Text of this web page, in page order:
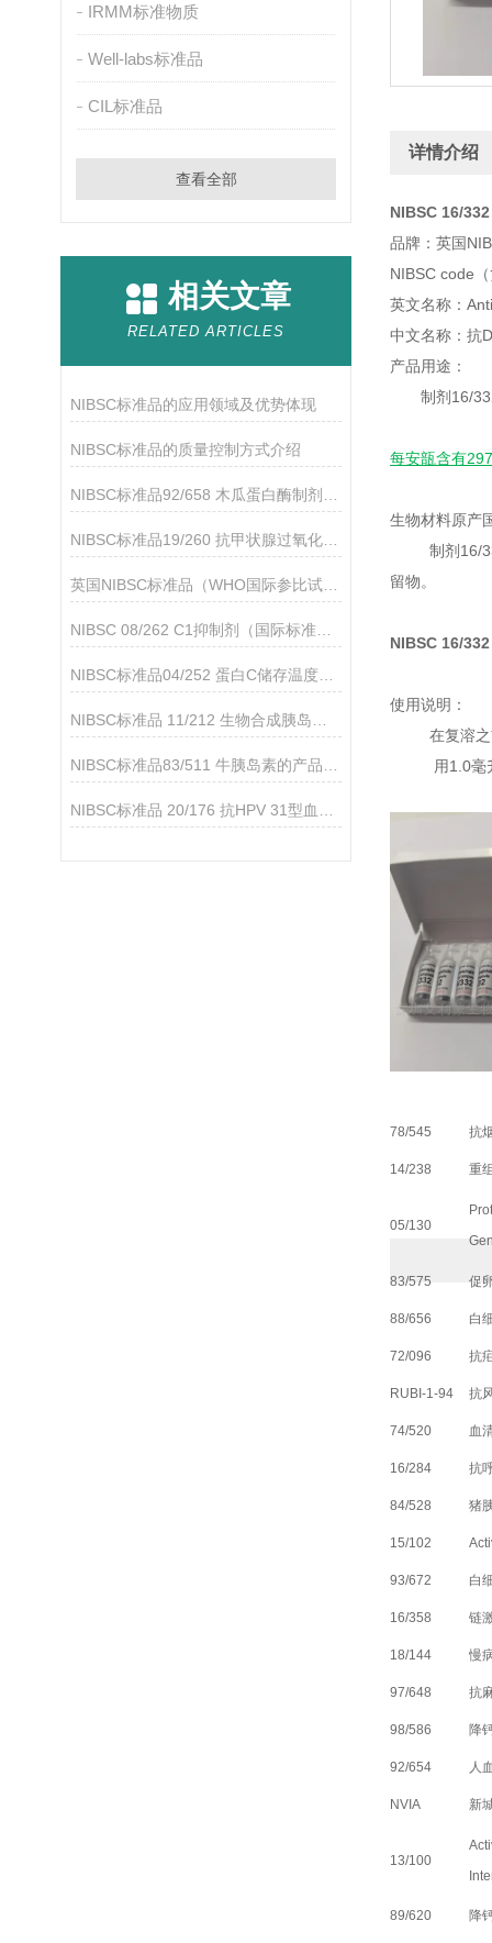
IRMM标准物质
Well-labs标准品
CIL标准品
查看全部
相关文章
RELATED ARTICLES
NIBSC标准品的应用领域及优势体现
NIBSC标准品的质量控制方式介绍
NIBSC标准品19/260 抗甲状腺过氧化物酶抗体简介
NIBSC 08/262 C1抑制剂（国际标准品）的产品说明
详情介绍
NIBSC 16/
品牌：英国
NIBSC code
英文名称：
中文名称：抗
产品用途：
制剂16/
每安瓿含有
生物材料原产
制剂16/332
留物。
NIBSC 16/
使用说明：
在复溶之前
用1.0毫升
78/545 抗
14/238 重
05/130
83/575 促
88/656 白
72/096 抗
RUBI-1-94 抗
74/520 血
16/284 抗
84/528 猪
15/102
93/672 白
16/358 链
18/144 慢
97/648 抗
98/586 降
92/654 人
NVIA 新
13/100
89/620 降